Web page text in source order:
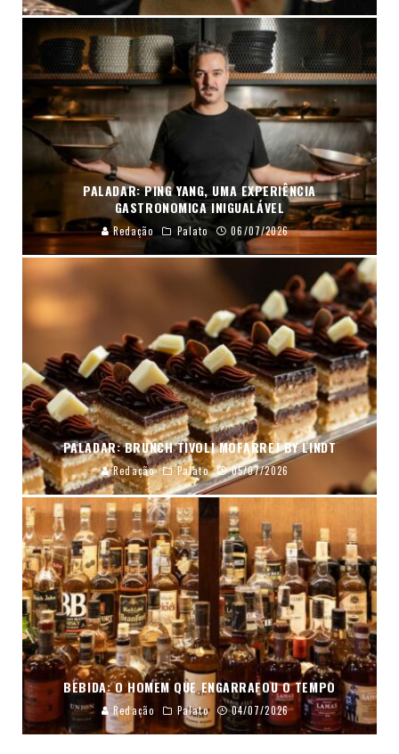
PALADAR: PING YANG, UMA EXPERIÊNCIA
GASTRONOMICA INIGUALÁVEL
Redação Palato 06/07/2026
PALADAR: BRUNCH TIVOLI MOFARREJ BY LINDT
Redação Palato 05/07/2026
BEBIDA: O HOMEM QUE ENGARRAFOU O TEMPO
Redação Palato 04/07/2026